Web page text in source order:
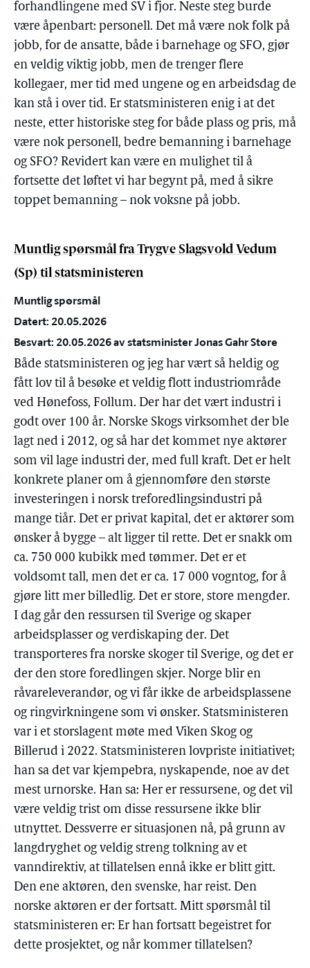
forhandlingene med SV i fjor. Neste steg burde
være åpenbart: personell. Det må være nok folk på
jobb, for de ansatte, både i barnehage og SFO, gjør
en veldig viktig jobb, men de trenger flere
kollegaer, mer tid med ungene og en arbeidsdag de
kan stå i over tid. Er statsministeren enig i at det
neste, etter historiske steg for både plass og pris, må
være nok personell, bedre bemanning i barnehage
og SFO? Revidert kan være en mulighet til å
fortsette det løftet vi har begynt på, med å sikre
toppet bemanning – nok voksne på jobb.
Muntlig spørsmål fra Trygve Slagsvold Vedum
(Sp) til statsministeren
Muntlig spørsmål
Datert: 20.05.2026
Besvart: 20.05.2026 av statsminister Jonas Gahr Støre
Både statsministeren og jeg har vært så heldig og
fått lov til å besøke et veldig flott industriområde
ved Hønefoss, Follum. Der har det vært industri i
godt over 100 år. Norske Skogs virksomhet der ble
lagt ned i 2012, og så har det kommet nye aktører
som vil lage industri der, med full kraft. Det er helt
konkrete planer om å gjennomføre den største
investeringen i norsk treforedlingsindustri på
mange tiår. Det er privat kapital, det er aktører som
ønsker å bygge – alt ligger til rette. Det er snakk om
ca. 750 000 kubikk med tømmer. Det er et
voldsomt tall, men det er ca. 17 000 vogntog, for å
gjøre litt mer billedlig. Det er store, store mengder.
I dag går den ressursen til Sverige og skaper
arbeidsplasser og verdiskaping der. Det
transporteres fra norske skoger til Sverige, og det er
der den store foredlingen skjer. Norge blir en
råvareleverandør, og vi får ikke de arbeidsplassene
og ringvirkningene som vi ønsker. Statsministeren
var i et storslagent møte med Viken Skog og
Billerud i 2022. Statsministeren lovpriste initiativet;
han sa det var kjempebra, nyskapende, noe av det
mest urnorske. Han sa: Her er ressursene, og det vil
være veldig trist om disse ressursene ikke blir
utnyttet. Dessverre er situasjonen nå, på grunn av
langdryghet og veldig streng tolkning av et
vanndirektiv, at tillatelsen ennå ikke er blitt gitt.
Den ene aktøren, den svenske, har reist. Den
norske aktøren er der fortsatt. Mitt spørsmål til
statsministeren er: Er han fortsatt begeistret for
dette prosjektet, og når kommer tillatelsen?